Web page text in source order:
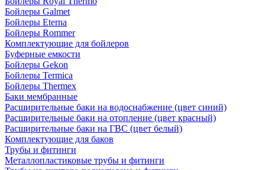
Бойлеры Galmet
Бойлеры Eterna
Бойлеры Rommer
Комплектующие для бойлеров
Буферные емкости
Бойлеры Gekon
Бойлеры Termica
Бойлеры Thermex
Баки мембранные
Расширительные баки на водоснабжение (цвет синий)
Расширительные баки на отопление (цвет красный)
Расширительные баки на ГВС (цвет белый)
Комплектующие для баков
Трубы и фитинги
Металлопластиковые трубы и фитинги